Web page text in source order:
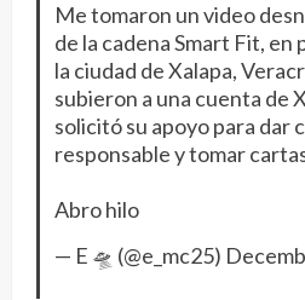
Me tomaron un video
de la cadena Smart Fit, en
la ciudad de Xalapa,
subieron a una cuenta de
solicitó su apoyo para dar
responsable y tomar
Abro hilo
— E 🛸 (@e_mc25)